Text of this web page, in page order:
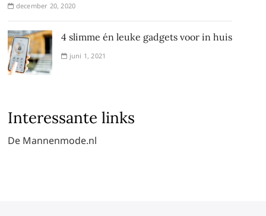
december 20, 2020
4 slimme én leuke gadgets voor in huis
juni 1, 2021
Interessante links
De Mannenmode.nl